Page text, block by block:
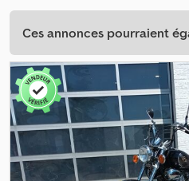
Ces annonces pourraient